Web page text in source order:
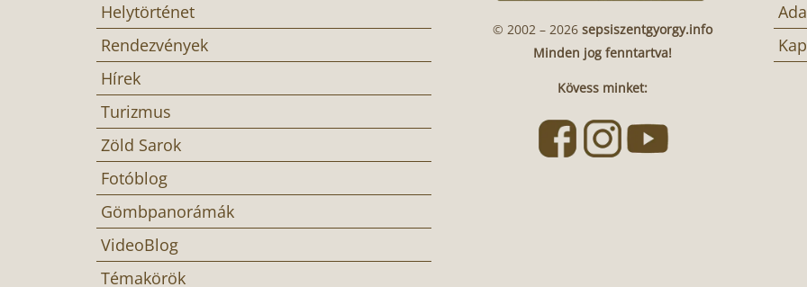
Helytörténet
Rendezvények
Hírek
Turizmus
Zöld Sarok
Fotóblog
Gömbpanorámák
VideoBlog
Témakörök
© 2002 – 2026 sepsiszentgyorgy.info
Minden jog fenntartva!
Kövess minket: